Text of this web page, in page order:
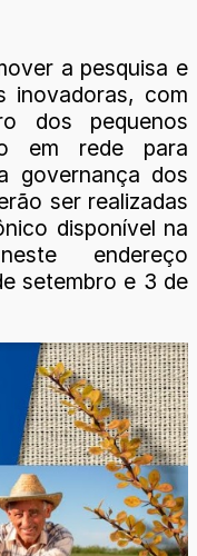
a pesquisa e
inovadoras, com
dos pequenos
em rede para
governança dos
ser realizadas
disponível na
endereço
setembro e 3 de